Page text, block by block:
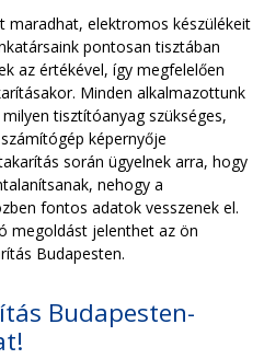
maradhat, elektromos készülékeit
pontosan tisztában
az értékével, így megfelelően
Minden alkalmazottunk
tisztítóanyag szükséges,
képernyője
során ügyelnek arra, hogy
nehogy a
fontos adatok vesszenek el.
megoldást jelenthet az ön
Budapesten.
Budapesten-